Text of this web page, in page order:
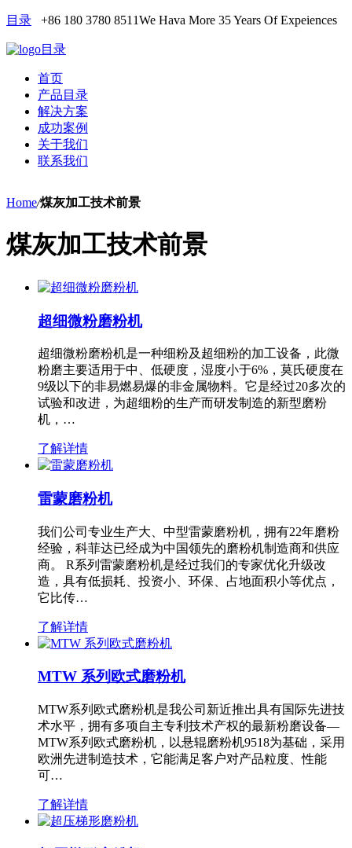
目录 +86 180 3780 8511We Hava More 35 Years Of Expeiences
目录
首页
产品目录
解决方案
成功案例
关于我们
联系我们
Home/煤灰加工技术前景
煤灰加工技术前景
超细微粉磨粉机
超细微粉磨粉机是一种细粉及超细粉的加工设备，此微
粉磨主要适用于中、低硬度，湿度小于6%，莫氏硬度在
9级以下的非易燃易爆的非金属物料。它是经过20多次的
试验和改进，为超细粉的生产而研发制造的新型磨粉
机，…
了解详情
雷蒙磨粉机
我们公司专业生产大、中型雷蒙磨粉机，拥有22年磨粉
经验，科菲达已经成为中国领先的磨粉机制造商和供应
商。 R系列雷蒙磨粉机是经过我们的专家优化升级改
造，具有低损耗、投资小、环保、占地面积小等优点，
它比传…
了解详情
MTW 系列欧式磨粉机
MTW系列欧式磨粉机是我公司新近推出具有国际先进技
术水平，拥有多项自主专利技术产权的最新粉磨设备—
MTW系列欧式磨粉机，以悬辊磨粉机9518为基础，采用
欧洲先进制造技术，它能满足客户对产品粒度、性能
可…
了解详情